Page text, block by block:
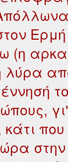
(η
λύρα